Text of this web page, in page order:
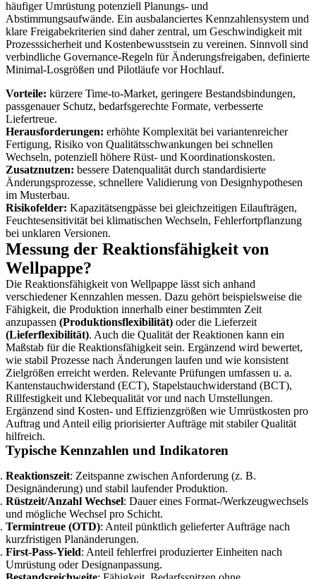
häufiger Umrüstung potenziell Planungs- und
Abstimmungsaufwände. Ein ausbalanciertes Kennzahlensystem und
klare Freigabekriterien sind daher zentral, um Geschwindigkeit mit
Prozesssicherheit und Kostenbewusstsein zu vereinen. Sinnvoll sind
verbindliche Governance-Regeln für Änderungsfreigaben, definierte
Minimal-Losgrößen und Pilotläufe vor Hochlauf.
Vorteile: kürzere Time-to-Market, geringere Bestandsbindungen,
passgenauer Schutz, bedarfsgerechte Formate, verbesserte
Liefertreue.
Herausforderungen: erhöhte Komplexität bei variantenreicher
Fertigung, Risiko von Qualitätsschwankungen bei schnellen
Wechseln, potenziell höhere Rüst- und Koordinationskosten.
Zusatznutzen: bessere Datenqualität durch standardisierte
Änderungsprozesse, schnellere Validierung von Designhypothesen
im Musterbau.
Risikofelder: Kapazitätsengpässe bei gleichzeitigen Eilaufträgen,
Feuchtesensitivität bei klimatischen Wechseln, Fehlerfortpflanzung
bei unklaren Versionen.
Messung der Reaktionsfähigkeit von
Wellpappe?
Die Reaktionsfähigkeit von Wellpappe lässt sich anhand
verschiedener Kennzahlen messen. Dazu gehört beispielsweise die
Fähigkeit, die Produktion innerhalb einer bestimmten Zeit
anzupassen (Produktionsflexibilität) oder die Lieferzeit
(Lieferflexibilität). Auch die Qualität der Reaktionen kann ein
Maßstab für die Reaktionsfähigkeit sein. Ergänzend wird bewertet,
wie stabil Prozesse nach Änderungen laufen und wie konsistent
Zielgrößen erreicht werden. Relevante Prüfungen umfassen u. a.
Kantenstauchwiderstand (ECT), Stapelstauchwiderstand (BCT),
Rillfestigkeit und Klebequalität vor und nach Umstellungen.
Ergänzend sind Kosten- und Effizienzgrößen wie Umrüstkosten pro
Auftrag und Anteil eilig priorisierter Aufträge mit stabiler Qualität
hilfreich.
Typische Kennzahlen und Indikatoren
Reaktionszeit: Zeitspanne zwischen Anforderung (z. B.
Designänderung) und stabil laufender Produktion.
Rüstzeit/Anzahl Wechsel: Dauer eines Format-/Werkzeugwechsels
und mögliche Wechsel pro Schicht.
Termintreue (OTD): Anteil pünktlich gelieferter Aufträge nach
kurzfristigen Planänderungen.
First-Pass-Yield: Anteil fehlerfrei produzierter Einheiten nach
Umrüstung oder Designanpassung.